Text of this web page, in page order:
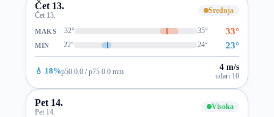
Čet 13.
Čet 13.
Srednja
MAKS 32° 35° 33°
MIN 22° 24° 23°
💧 18%p50 0.0 / p75 0.0 mm 4 m/s
udari 10
Pet 14.
Pet 14.
Visoka